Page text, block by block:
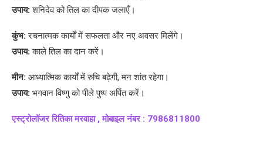
उपाय: शनिदेव को तिल का दीपक जलाएँ।
कुंभ:रचनात्मक कार्यों में सफलता और नए अवसर मिलेंगे।
उपाय:काले तिल का दान करें।
मीन: आध्यात्मिक कार्यों में रुचि बढ़ेगी, मन शांत रहेगा।
उपाय: भगवान विष्णु को पीले पुष्प अर्पित करें।
एस्ट्रोलॉजर रितिका मरवाहा , मोबाइल नंबर : 7986811800